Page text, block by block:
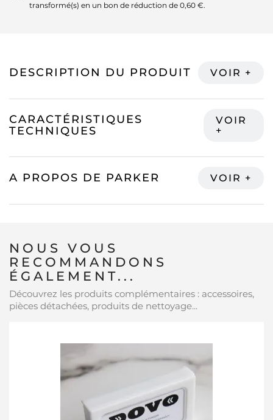
transformé(s) en un bon de réduction de 0,60 €.
DESCRIPTION DU PRODUIT
CARACTÉRISTIQUES
TECHNIQUES
A PROPOS DE PARKER
NOUS VOUS
RECOMMANDONS
ÉGALEMENT...
Découvrez les produits complémentaires : accessoires,
pièces détachées, produits de nettoyage...